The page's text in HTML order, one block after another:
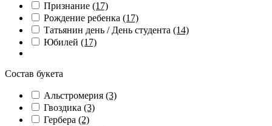
Признание (17)
Рождение ребенка (17)
Татьянин день / День студента (14)
Юбилей (17)
Состав букета
Альстромерия (3)
Гвоздика (3)
Гербера (2)